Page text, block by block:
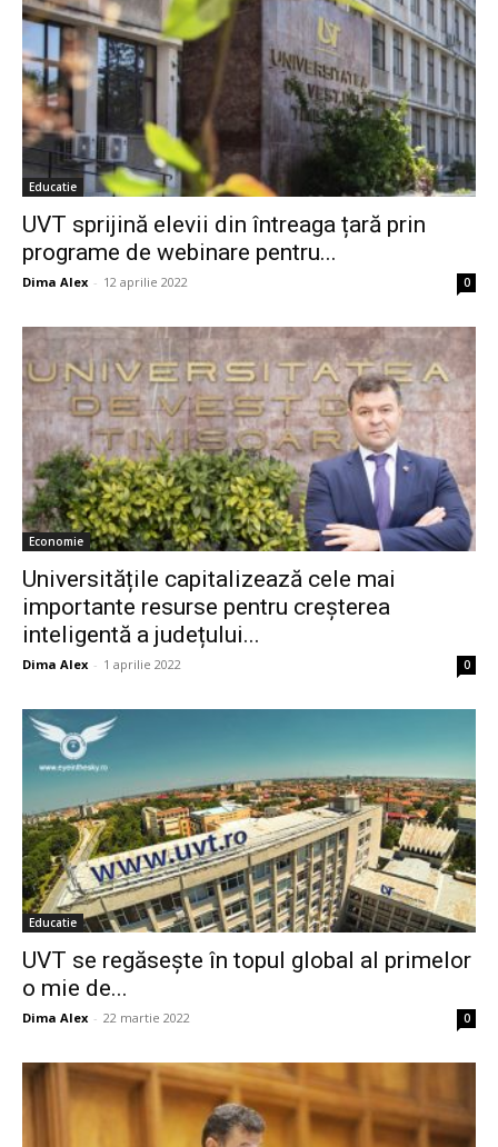
Educatie
UVT sprijină elevii din întreaga țară prin
programe de webinare pentru...
Dima Alex - 12 aprilie 2022 0
Economie
Universitățile capitalizează cele mai
importante resurse pentru creșterea
inteligentă a județului...
Dima Alex - 1 aprilie 2022 0
Educatie
UVT se regăsește în topul global al primelor
o mie de...
Dima Alex - 22 martie 2022 0